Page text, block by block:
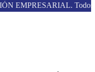
Todos los